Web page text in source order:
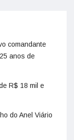
comandante
anos de
R$ 18 mil e
do Anel Viário